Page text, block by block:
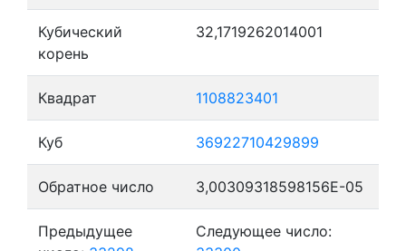
Кубический
корень
32,1719262014001
Квадрат 1108823401
Куб 36922710429899
Обратное число 3,00309318598156E-05
Предыдущее
Следующее число: